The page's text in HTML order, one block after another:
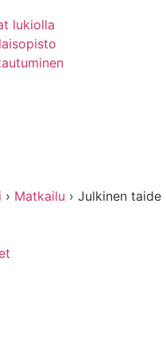
lukiolla
› Matkailu › Julkinen taide